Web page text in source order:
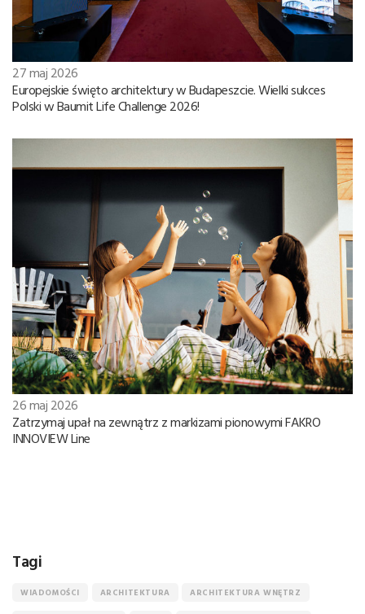
27 maj 2026
Europejskie święto architektury w Budapeszcie. Wielki sukces
Polski w Baumit Life Challenge 2026!
26 maj 2026
Zatrzymaj upał na zewnątrz z markizami pionowymi FAKRO
INNOVIEW Line
Tagi
WIADOMOŚCI ARCHITEKTURA ARCHITEKTURA WNĘTRZ